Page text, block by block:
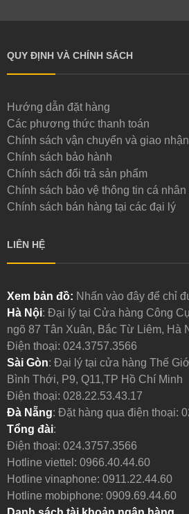
QUY ĐỊNH VÀ CHÍNH SÁCH
Hướng dẫn đặt hàng
Các phương thức thanh toán
Chính sách vận chuyển và giao
Chính sách bảo hành
Chính sách đổi trả sản phẩm
Chính sách bảo vệ thông tin cá
Chính sách bán hàng tại các đại lý
LIÊN HỆ
Xem bản đồ: Nhấn vào đây để chỉ
Hà Nội: Đại lý tại Cửa hàng Công
ngõ 87 Tân Xuân, Bắc Từ Liêm, Hà
Điện thoại: 024.3757.3566
Sài Gòn: Đại lý tại cửa hàng Thế
Bình Thới, P9, Q11,TP Hồ Chí Minh
Điện thoại: 028.22.53.43.17
Đà Nẵng: Đặt hàng qua điện thoại:
Tổng đài:
Điện thoại: 024.3757.3566
Hotline viettel: 0966.40.44.60
Hotline vinaphone: 0911.22.44.60
Hotline mobiphone: 0909.69.44.60